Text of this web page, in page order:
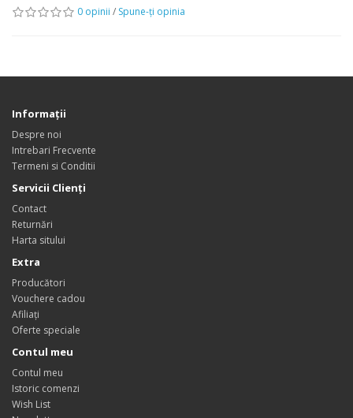
0 opinii / Spune-ţi opinia
Informaţii
Despre noi
Intrebari Frecvente
Termeni si Conditii
Servicii Clienţi
Contact
Returnări
Harta sitului
Extra
Producători
Vouchere cadou
Afiliaţi
Oferte speciale
Contul meu
Contul meu
Istoric comenzi
Wish List